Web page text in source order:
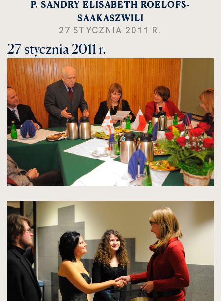
P. SANDRY ELISABETH ROELOFS-
SAAKASZWILI
27 STYCZNIA 2011 R.
27 stycznia 2011 r.
spowoduje
powiększenie
zdjęcia
do
rozmiarów
oryginalnych